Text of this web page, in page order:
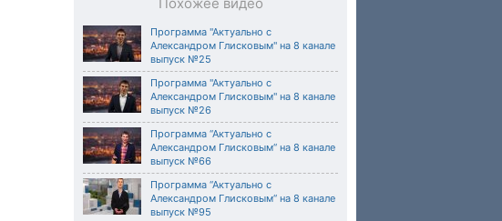
Программа "Актуально с
Александром Глисковым" на 8 канале
выпуск №25
Программа "Актуально с
Александром Глисковым" на 8 канале
выпуск №26
Программа “Актуально с
Александром Глисковым“ на 8 канале
выпуск №66
Программа “Актуально с
Александром Глисковым“ на 8 канале
выпуск №95